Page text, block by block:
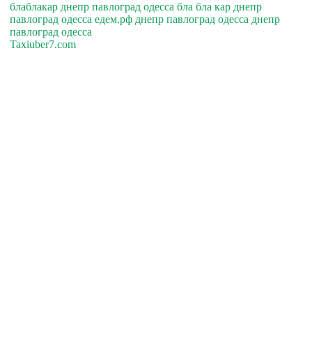
блаблакар днепр павлоград одесса бла бла кар днепр
павлоград одесса едем.рф днепр павлоград одесса днепр
павлоград одесса
Taxiuber7.com